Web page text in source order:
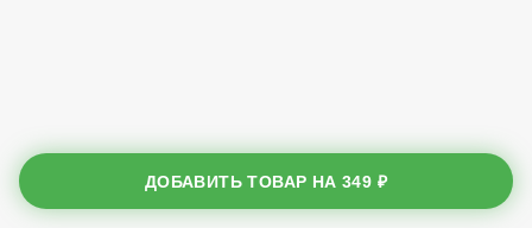
ДОБАВИТЬ ТОВАР НА349 ₽